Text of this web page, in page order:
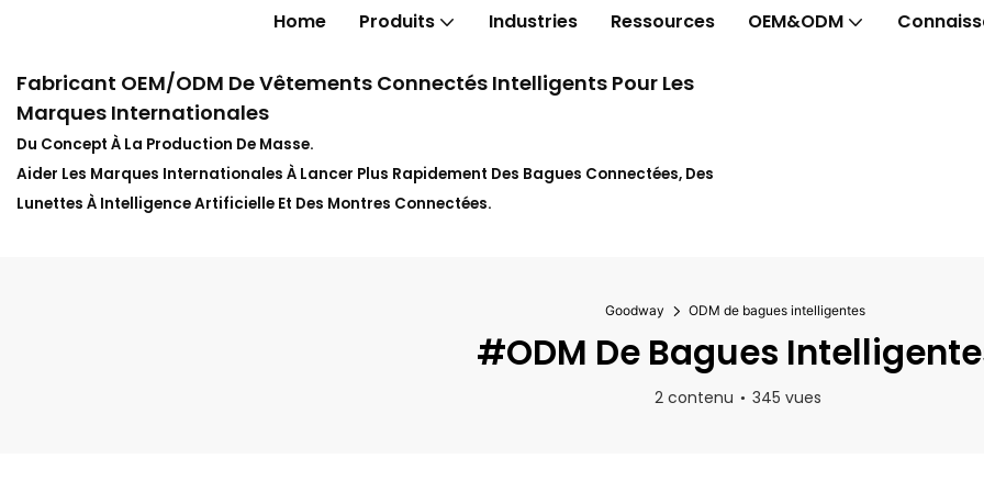
Home Produits Industries Ressources OEM&ODM
Fabricant OEM/ODM De Vêtements Connectés Intelligents Pour Les
Marques Internationales
Du Concept À La Production De Masse.
Aider Les Marques Internationales À Lancer Plus Rapidement Des Bagues Connectées, Des
Lunettes À Intelligence Artificielle Et Des Montres Connectées.
Goodway ODM de bagues intelligentes
#ODM De Bagues
2 contenu 345 vues